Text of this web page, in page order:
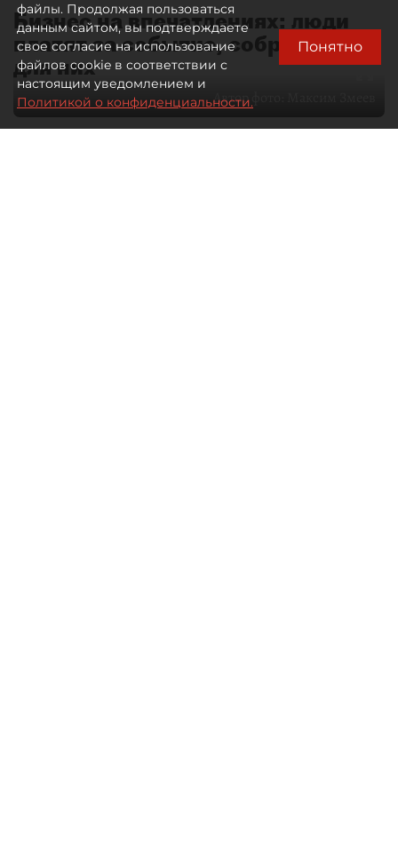
Бизнес на впечатлениях: люди
платят за событие, собранное
для них
Автор фото:
файлы. Продолжая пользоваться
данным сайтом, вы подтверждаете
свое согласие на использование
файлов cookie в соответствии с
настоящим уведомлением и
Политикой о конфиденциальности.
Понятно